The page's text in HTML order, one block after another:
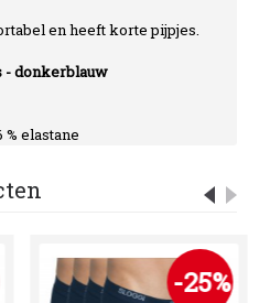
en heeft korte pijpjes.
- donkerblauw
elastane
-25%